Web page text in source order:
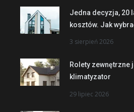
Jedna decyzja, 20
kosztów. Jak
3 sierpień 2026
Rolety zewnętrzne
klimatyzator
29 lipiec 2026